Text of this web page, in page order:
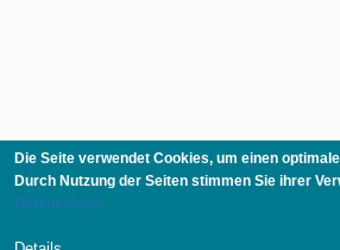
Die Seite verwendet Cookies, um einen
Durch Nutzung der Seiten stimmen Sie ihrer
Datenschutz.